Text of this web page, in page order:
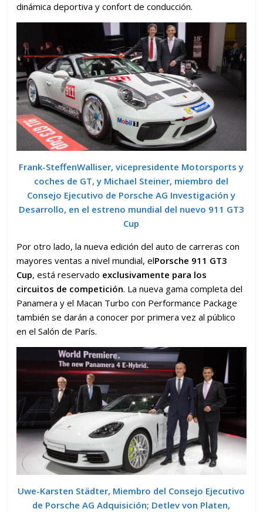
dinámica deportiva y confort de conducción.
Frank-SteffenWalliser, vicepresidente Motorsports y
coches de GT, y Michael Steiner, miembro del
Consejo Ejecutivo de Porsche AG Investigación y
Desarrollo, en el estreno mundial del nuevo 911 GT3
Cup
Por otro lado, la nueva edición del auto de carreras con
mayores ventas a nivel mundial, elPorsche 911 GT3
Cup, está reservado exclusivamente para los
circuitos de competición. La nueva gama completa del
Panamera y el Macan Turbo con Performance Package
también se darán a conocer por primera vez al público
en el Salón de París.
Uwe-Karsten Städter, Miembro del Consejo Ejecutivo
de Porsche AG Adquisición; Detlev von Platen,